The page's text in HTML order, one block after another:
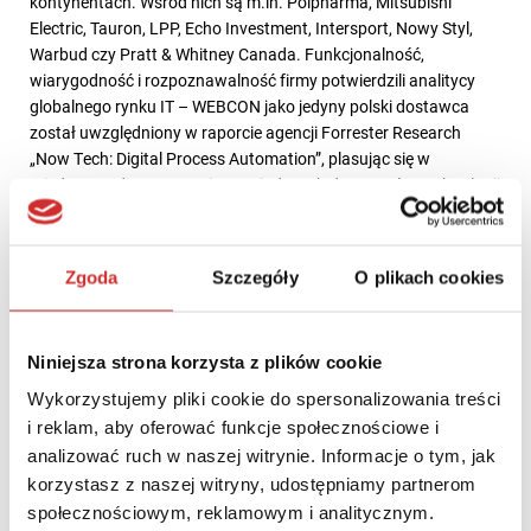
Zgoda Szczegóły O plikach cookies
Niniejsza strona korzysta z plików cookie
Wykorzystujemy pliki cookie do spersonalizowania treści
i reklam, aby oferować funkcje społecznościowe i
analizować ruch w naszej witrynie. Informacje o tym, jak
korzystasz z naszej witryny, udostępniamy partnerom
społecznościowym, reklamowym i analitycznym.
Electric, Tauron, LPP, Echo Investment, Intersport, Nowy Styl,
Warbud czy Pratt & Whitney Canada. Funkcjonalność,
wiarygodność i rozpoznawalność firmy potwierdzili analitycy
globalnego rynku IT – WEBCON jako jedyny polski dostawca
został uwzględniony w raporcie agencji Forrester Research
„Now Tech: Digital Process Automation”, plasując się w
międzynarodowym gronie 43 wiodących dostawców technologii
do digitalizacji procesów biznesowych.
O firmie PCG Academia
PCG Academia to lider na polskim rynku rozwiązań IT dla
uczelni, obsługujący blisko 80 szkół wyższych, w tym top 3
uczelni publicznych i top 3 uczelni niepublicznych wg. Rankingu
Perspektywy 2023. Od 2021 r. PCG Academia jest Partnerem
Premium firmy WEBCON i dostarcza licencje, doradztwo i usługi
wdrożeniowo-utrzymaniowe związane z wykorzystaniem
platformy WEBCON BPS na uczelniach. W ciągu zaledwie 3 lat